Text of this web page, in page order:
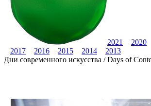
2021 2020
2017
2016 2015 2014
2013
Дни современного искусства / Days of